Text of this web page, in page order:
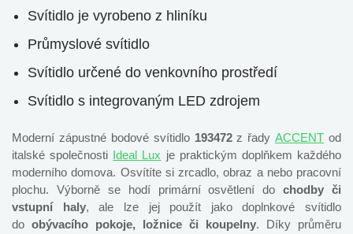
Svítidlo je vyrobeno z hliníku
Průmyslové svítidlo
Svítidlo určené do venkovního prostředí
Svítidlo s integrovaným LED zdrojem
Moderní zápustné bodové svítidlo193472 z řadyACCENT od
italské společnosti Ideal Lux je praktickým doplňkem každého
moderního domova. Osvítíte si zrcadlo, obraz a nebo pracovní
plochu. Výborně se hodí primární osvětlení dochodby či
vstupní haly, ale lze jej použít jako doplnkové svítidlo
do obývacího pokoje, ložnice či koupelny. Díky průměru